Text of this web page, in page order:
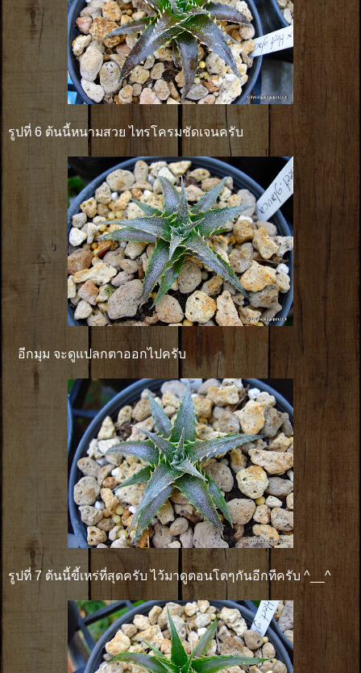
รูปที่ 6 ต้นนี้หนามสวย ไทรโครมชัดเจนครับ
อีกมุม จะดูแปลกตาออกไปครับ
รูปที่ 7 ต้นนี้ขี้เหร่ที่สุดครับ ไว้มาดูตอนโตๆกันอีกทีครับ ^__^